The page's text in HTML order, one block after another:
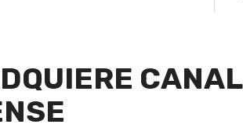
CANAL